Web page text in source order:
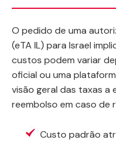
O pedido de uma
(eTA IL) para Israel
custos podem variar
oficial ou uma
visão geral das taxas a
reembolso em caso de
Custo padrão